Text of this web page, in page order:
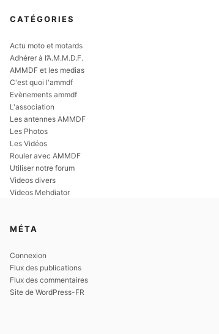
CATÉGORIES
Actu moto et motards
Adhérer à l’A.M.M.D.F.
AMMDF et les medias
C'est quoi l'ammdf
Evènements ammdf
L'association
Les antennes AMMDF
Les Photos
Les Vidéos
Rouler avec AMMDF
Utiliser notre forum
Videos divers
Videos Mehdiator
MÉTA
Connexion
Flux des publications
Flux des commentaires
Site de WordPress-FR